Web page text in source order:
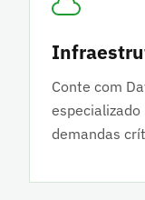
Conte com
demandas